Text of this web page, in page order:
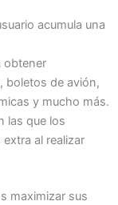
acumula una
obtener
boletos de avión,
y mucho más.
las que los
al realizar
maximizar sus